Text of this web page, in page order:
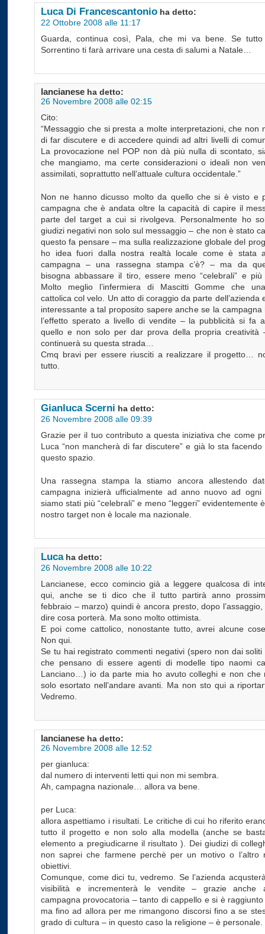
Luca Di Francescantonio ha detto:
22 Ottobre 2008 alle 11:17
Guarda, continua così, Pala, che mi va bene. Se
Sorrentino ti farà arrivare una cesta di salumi a Natale…
lancianese ha detto:
26 Novembre 2008 alle 02:15
Cito:
“Messaggio che si presta a molte interpretazioni, che non
di far discutere e di accedere quindi ad altri livelli di
La provocazione nel POP non dà più nulla di scontato,
che mangiamo, ma certe considerazioni o ideali non
assimilati, soprattutto nell’attuale cultura occidentale.”
Non ne hanno dicusso molto da quello che si è visto e
campagna che è andata oltre la capacità di capire il
parte del target a cui si rivolgeva. Personalmente ho
giudizi negativi non solo sul messaggio – che non è stato
questo fa pensare – ma sulla realizzazione globale del
ho idea fuori dalla nostra realtà locale come è stata
campagna – una rassegna stampa c’è? – ma da
bisogna abbassare il tiro, essere meno “celebrali” e più
Molto meglio l’infermiera di Mascitti Gomme che
cattolica col velo. Un atto di coraggio da parte dell’azienda
interessante a tal proposito sapere anche se la campagna
l’effetto sperato a livello di vendite – la pubblicità si fa
quello e non solo per dar prova della propria creatività
continuerà su questa strada…
Cmq bravi per essere riusciti a realizzare il progetto…
tutto.
Gianluca Scerni ha detto:
26 Novembre 2008 alle 09:39
Grazie per il tuo contributo a questa iniziativa che come
Luca “non mancherà di far discutere” e già lo sta facendo
questo spazio.
Una rassegna stampa la stiamo ancora allestendo
campagna inizierà ufficialmente ad anno nuovo ad ogni
siamo stati più “celebrali” e meno “leggeri” evidentemente
nostro target non è locale ma nazionale.
Luca ha detto:
26 Novembre 2008 alle 10:22
Lancianese, ecco comincio già a leggere qualcosa di
qui, anche se ti dico che il tutto partirà anno
febbraio – marzo) quindi è ancora presto, dopo
dire cosa porterà. Ma sono molto ottimista.
E poi come cattolico, nonostante tutto, avrei alcune
Non qui.
Se tu hai registrato commenti negativi (spero non dai soliti
che pensano di essere agenti di modelle tipo naomi
Lanciano…) io da parte mia ho avuto colleghi e non che
solo esortato nell’andare avanti. Ma non sto qui a
Vedremo.
lancianese ha detto:
26 Novembre 2008 alle 12:52
per gianluca:
dal numero di interventi letti qui non mi sembra.
Ah, campagna nazionale… allora va bene.
per Luca:
allora aspettiamo i risultati. Le critiche di cui ho riferito
tutto il progetto e non solo alla modella (anche se
elemento a pregiudicarne il risultato ). Dei giudizi di
non saprei che farmene perchè per un motivo o l’altro
obiettivi.
Comunque, come dici tu, vedremo. Se l’azienda
visibilità e incrementerà le vendite – grazie anche
campagna provocatoria – tanto di cappello e si è
ma fino ad allora per me rimangono discorsi fino a se
grado di cultura – in questo caso la religione – è personale.